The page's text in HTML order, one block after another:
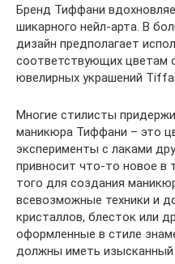
Бренд Тиффани
шикарного нейл-арта. В
дизайн предполагает
соответствующих цветам
ювелирных украшений
Многие стилисты
маникюра Тиффани – это
эксперименты с лаками
привносит что-то новое в
того для создания
всевозможные техники и
кристаллов, блесток или
оформленные в стиле
должны иметь изысканный